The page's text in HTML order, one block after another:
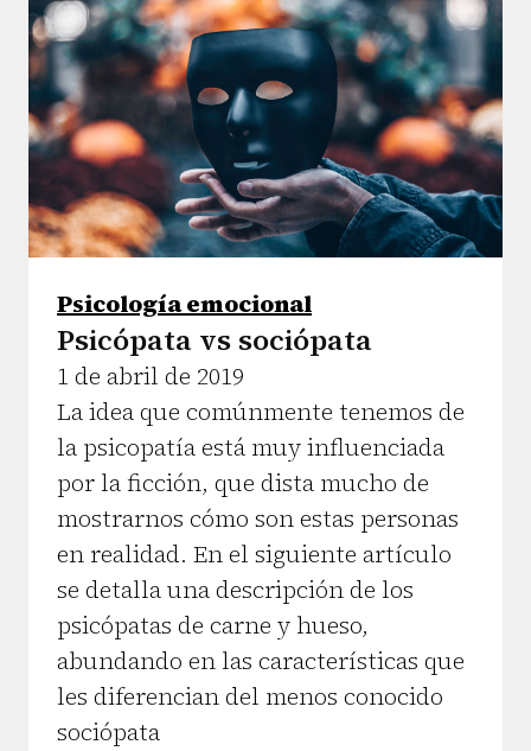
Psicología emocional
Psicópata vs sociópata
1 de abril de 2019
La idea que comúnmente tenemos de
la psicopatía está muy influenciada
por la ficción, que dista mucho de
mostrarnos cómo son estas personas
en realidad. En el siguiente artículo
se detalla una descripción de los
psicópatas de carne y hueso,
abundando en las características que
les diferencian del menos conocido
sociópata